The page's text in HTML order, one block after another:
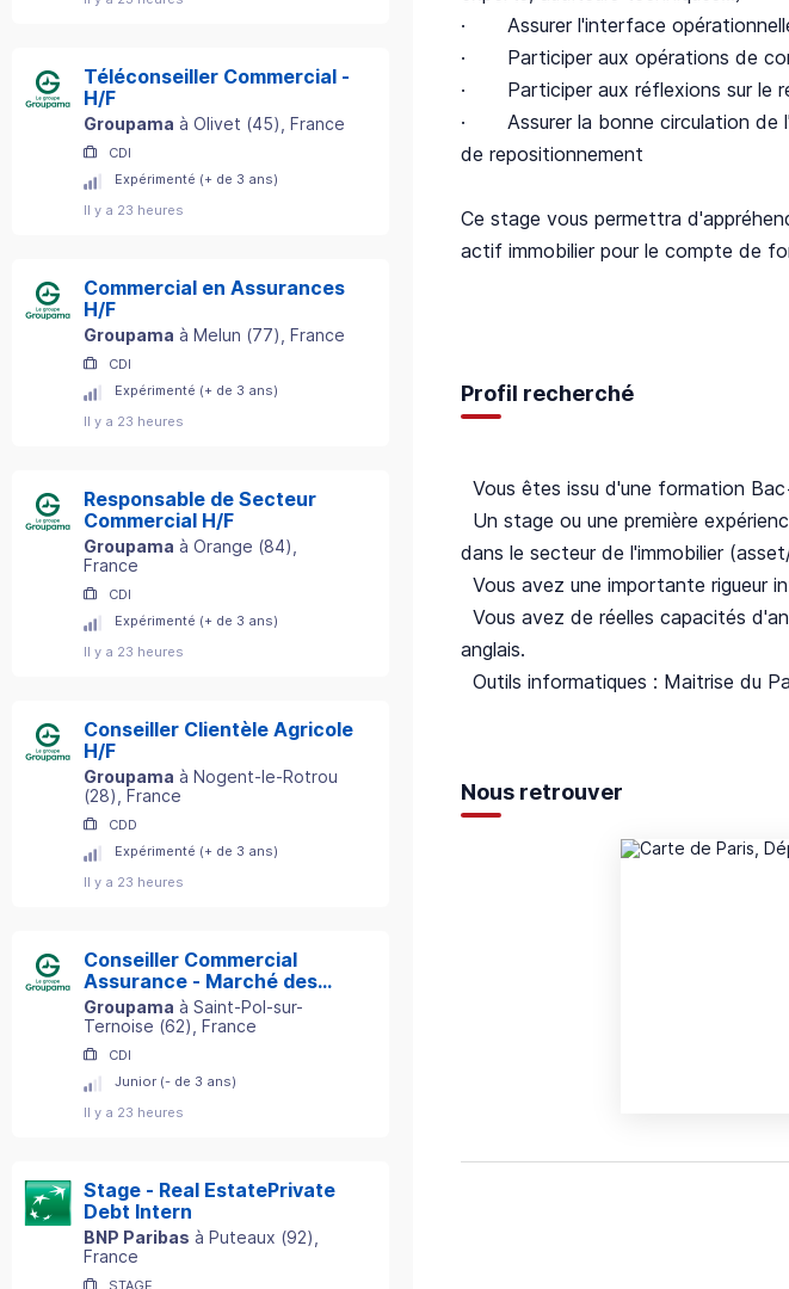
Téléconseiller Commercial -
H/F
Groupama à Olivet (45) , France
CDI
Expérimenté (+ de 3 ans)
Il y a 23 heures
Commercial en Assurances
H/F
Groupama à Melun (77) , France
CDI
Expérimenté (+ de 3 ans)
Il y a 23 heures
Responsable de Secteur
Commercial H/F
Groupama à Orange (84)
France
CDI
Expérimenté (+ de 3 ans)
Il y a 23 heures
Conseiller Clientèle Agricole
H/F
Groupama à Nogent-le-Rotrou
(28) , France
CDD
Expérimenté (+ de 3 ans)
Il y a 23 heures
Conseiller Commercial
Assurance - Marché des
Particuliers - Secteur St-
Pol-sur-Ternoise (62) H/F
Groupama à Saint-Pol-sur-
Ternoise (62) , France
CDI
Junior (- de 3 ans)
Il y a 23 heures
Stage - Real EstatePrivate
Debt Intern
BNP Paribas à Puteaux (92)
France
STAGE
· Assurer l'interface
· Participer aux opérations de
· Participer aux réflexions sur le
· Assurer la bonne circulation de
de repositionnement
Ce stage vous permettra
actif immobilier pour le compte de
Profil recherché
Vous êtes issu d'une formation
Un stage ou une première
dans le secteur de l'immobilier
Vous avez une importante rigueur
Vous avez de réelles capacités
anglais.
Outils informatiques : Maitrise
Nous retrouver